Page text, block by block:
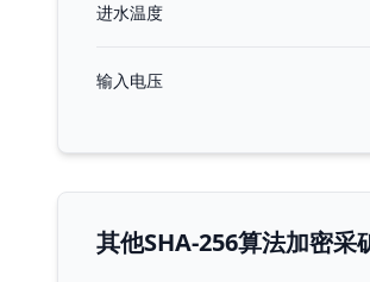
进水温度
输入电压
其他SHA-256算法加密采